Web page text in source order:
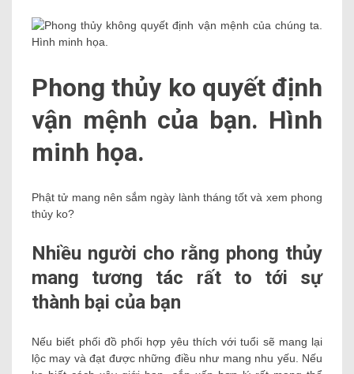
Phong thủy ko quyết định
vận mệnh của bạn. Hình
minh họa.
Phật tử mang nên sắm ngày lành tháng tốt và xem phong
thủy ko?
Nhiều người cho rằng phong thủy
mang tương tác rất to tới sự
thành bại của bạn
Nếu biết phối đồ phối hợp yêu thích với tuổi sẽ mang lại
lộc may và đạt được những điều như mang nhu yếu. Nếu